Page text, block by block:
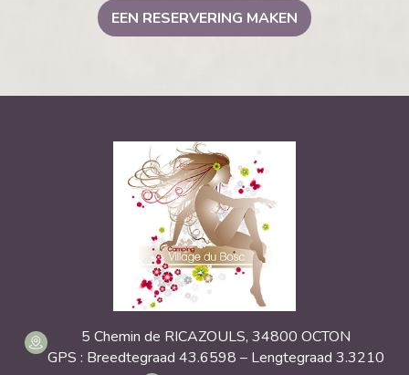
EEN RESERVERING MAKEN
5 Chemin de RICAZOULS, 34800 OCTON
GPS : Breedtegraad 43.6598 – Lengtegraad 3.3210